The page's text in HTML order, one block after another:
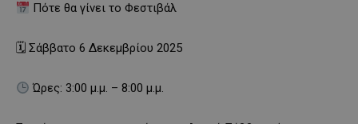
Πότε θα γίνει το Φεστιβάλ
🗓 Σάββατο 6 Δεκεμβρίου 2025
Ώρες: 3:00 μ.μ. – 8:00 μ.μ.